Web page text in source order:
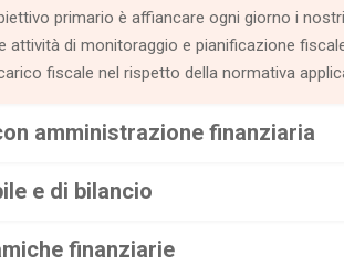
primario è affiancare ogni giorno i
di monitoraggio e pianificazione
fiscale nel rispetto della normativa
amministrazione finanziaria
e di bilancio
finanziarie